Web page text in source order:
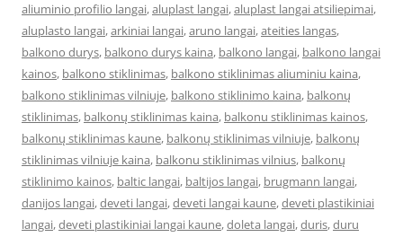
aliuminio profilio langai,aluplast langai,aluplast langai atsiliepimai,
aluplasto langai,arkiniai langai,aruno langai,ateities langas,
balkono durys, balkono durys kaina, balkono langai, balkono langai
kainos, balkono stiklinimas, balkono stiklinimas aliuminiu kaina,
balkono stiklinimas vilniuje, balkono stiklinimo kaina, balkonų
stiklinimas, balkonų stiklinimas kaina, balkonu stiklinimas kainos,
balkonų stiklinimas kaune, balkonų stiklinimas vilniuje, balkonų
stiklinimas vilniuje kaina, balkonu stiklinimas vilnius, balkonų
stiklinimo kainos, baltic langai, baltijos langai, brugmann langai,
danijos langai,deveti langai,deveti langai kaune,deveti plastikiniai
langai,deveti plastikiniai langai kaune,doleta langai,duris,duru